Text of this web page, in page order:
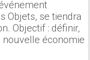
Objets, se tiendra
Objectif : définir,
économie